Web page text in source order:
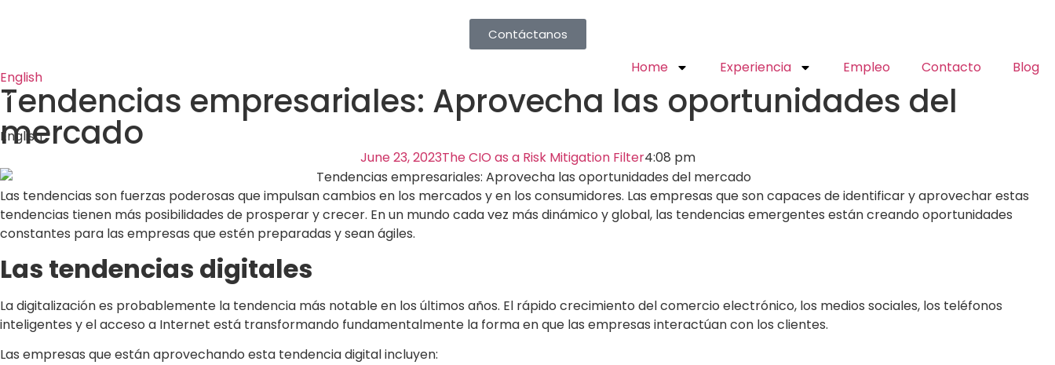
Contáctanos
English
English
Home Experiencia Empleo Contacto Blog
Tendencias empresariales: Aprovecha las oportunidades del
mercado
June 23, 2023The CIO as a Risk Mitigation Filter4:08 pm
Las tendencias son fuerzas poderosas que impulsan cambios en los mercados y en los consumidores. Las empresas que son capaces de identificar y aprovechar estas
tendencias tienen más posibilidades de prosperar y crecer. En un mundo cada vez más dinámico y global, las tendencias emergentes están creando oportunidades
constantes para las empresas que estén preparadas y sean ágiles.
Las tendencias digitales
La digitalización es probablemente la tendencia más notable en los últimos años. El rápido crecimiento del comercio electrónico, los medios sociales, los teléfonos
inteligentes y el acceso a Internet está transformando fundamentalmente la forma en que las empresas interactúan con los clientes.
Las empresas que están aprovechando esta tendencia digital incluyen: